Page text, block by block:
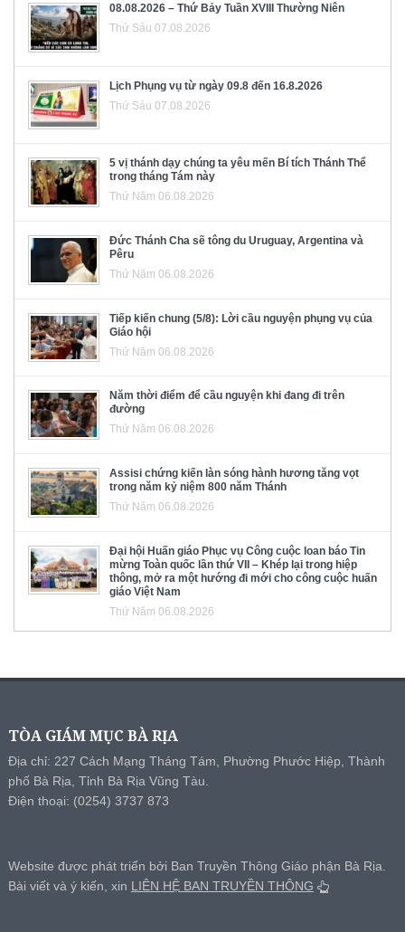
08.08.2026 – Thứ Bảy Tuần XVIII Thường Niên
Thứ Sáu 07.08.2026
Lịch Phụng vụ từ ngày 09.8 đến 16.8.2026
Thứ Sáu 07.08.2026
5 vị thánh dạy chúng ta yêu mến Bí tích Thánh Thể
trong tháng Tám này
Thứ Năm 06.08.2026
Đức Thánh Cha sẽ tông du Uruguay, Argentina và
Pêru
Thứ Năm 06.08.2026
Tiếp kiến chung (5/8): Lời cầu nguyện phụng vụ của
Giáo hội
Thứ Năm 06.08.2026
Năm thời điểm để cầu nguyện khi đang đi trên
đường
Thứ Năm 06.08.2026
Assisi chứng kiến làn sóng hành hương tăng vọt
trong năm kỷ niệm 800 năm Thánh
Thứ Năm 06.08.2026
Đại hội Huấn giáo Phục vụ Công cuộc loan báo Tin
mừng Toàn quốc lần thứ VII – Khép lại trong hiệp
thông, mở ra một hướng đi mới cho công cuộc huấn
giáo Việt Nam
Thứ Năm 06.08.2026
TÒA GIÁM MỤC BÀ RỊA
Địa chỉ: 227 Cách Mạng Tháng Tám, Phường Phước Hiệp, Thành
phố Bà Rịa, Tỉnh Bà Rịa Vũng Tàu.
Điện thoại: (0254) 3737 873
Website được phát triển bởi Ban Truyền Thông Giáo phận Bà Rịa.
Bài viết và ý kiến, xin LIÊN HỆ BAN TRUYỀN THÔNG